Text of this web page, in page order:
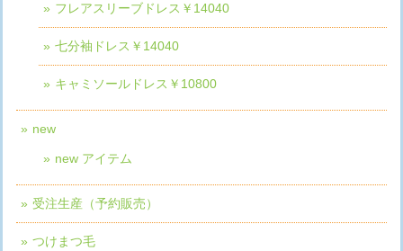
フレアスリーブドレス￥14040
七分袖ドレス￥14040
キャミソールドレス￥10800
new
new アイテム
受注生産（予約販売）
つけまつ毛